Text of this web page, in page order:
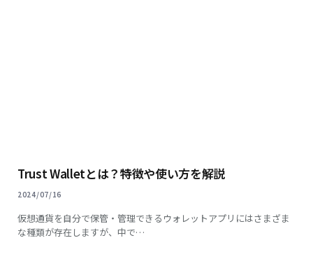
Trust Walletとは？特徴や使い方を解説
2024/07/16
仮想通貨を自分で保管・管理できるウォレットアプリにはさまざま
な種類が存在しますが、中で…